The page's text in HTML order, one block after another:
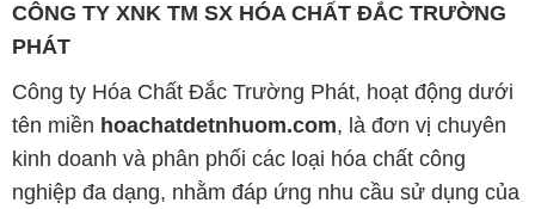
CÔNG TY XNK TM SX HÓA CHẤT ĐẮC TRƯỜNG
PHÁT
Công ty Hóa Chất Đắc Trường Phát, hoạt động dưới
tên miền hoachatdetnhuom.com, là đơn vị chuyên
kinh doanh và phân phối các loại hóa chất công
nghiệp đa dạng, nhằm đáp ứng nhu cầu sử dụng của